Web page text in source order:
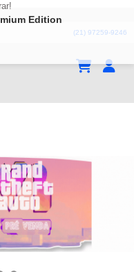
(21) 97259-9246
Edition